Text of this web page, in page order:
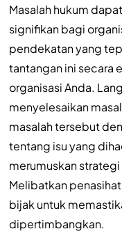
Masalah hukum
signifikan bagi
pendekatan yang
tantangan ini secara
organisasi Anda.
menyelesaikan
masalah tersebut
tentang isu yang
merumuskan
Melibatkan
bijak untuk
dipertimbangkan.